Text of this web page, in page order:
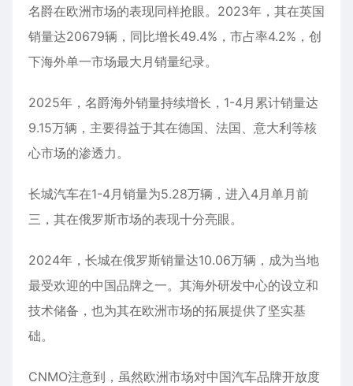
名爵在欧洲市场的表现同样抢眼。2023年，其在英国
销量达20679辆，同比增长49.4%，市占率4.2%，创
下海外单一市场最大月销量纪录。
2025年，名爵海外销量持续增长，1-4月累计销量达
9.15万辆，主要得益于其在德国、法国、意大利等核
心市场的渗透力。
长城汽车在1-4月销量为5.28万辆，进入4月单月前
三，其在俄罗斯市场的表现十分亮眼。
2024年，长城在俄罗斯销量达10.06万辆，成为当地
最受欢迎的中国品牌之一。其海外研发中心的设立和
技术储备，也为其在欧洲市场的拓展提供了坚实基
础。
CNMO注意到，虽然欧洲市场对中国汽车品牌开放度